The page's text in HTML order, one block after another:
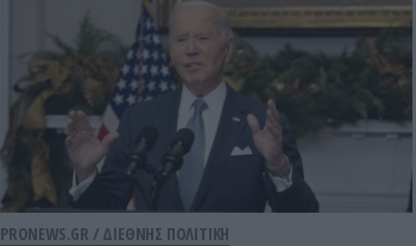
PRONEWS.GR / ΔΙΕΘΝΗΣ ΠΟΛΙΤΙΚΗ